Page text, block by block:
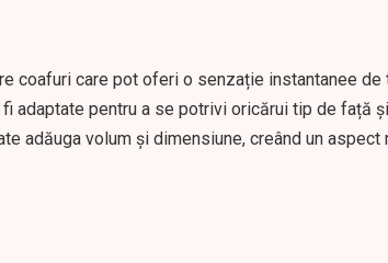
coafuri care pot oferi o senzație instantanee de
adaptate pentru a se potrivi oricărui tip de față
adăuga volum și dimensiune, creând un aspect